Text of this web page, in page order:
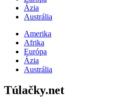
Ázia
Austrália
Amerika
Afrika
Európa
Ázia
Austrália
Túlačky.net